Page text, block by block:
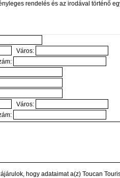
rendelés és az irodával történő
Város:
Város:
hogy adataimat a(z) Toucan